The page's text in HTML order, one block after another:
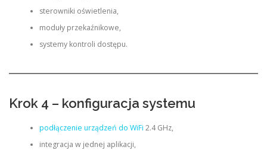
sterowniki oświetlenia,
moduły przekaźnikowe,
systemy kontroli dostępu.
Krok 4 – konfiguracja systemu
podłączenie urządzeń do WiFi 2.4 GHz,
integracja w jednej aplikacji,